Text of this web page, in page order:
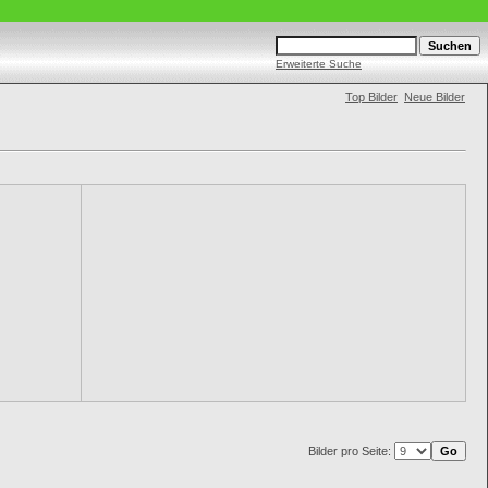
Erweiterte Suche
Top Bilder Neue Bilder
Bilder pro Seite: